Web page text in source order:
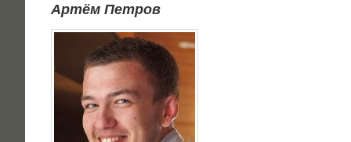
Артём Пет­ров